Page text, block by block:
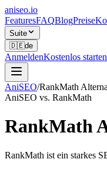
aniseo.io
FeaturesFAQBlogPreise
Suite
🇩🇪de
AnmeldenKostenlos starten
AniSEO/RankMath
AniSEO vs. RankMath
RankMath
RankMath ist ein starkes